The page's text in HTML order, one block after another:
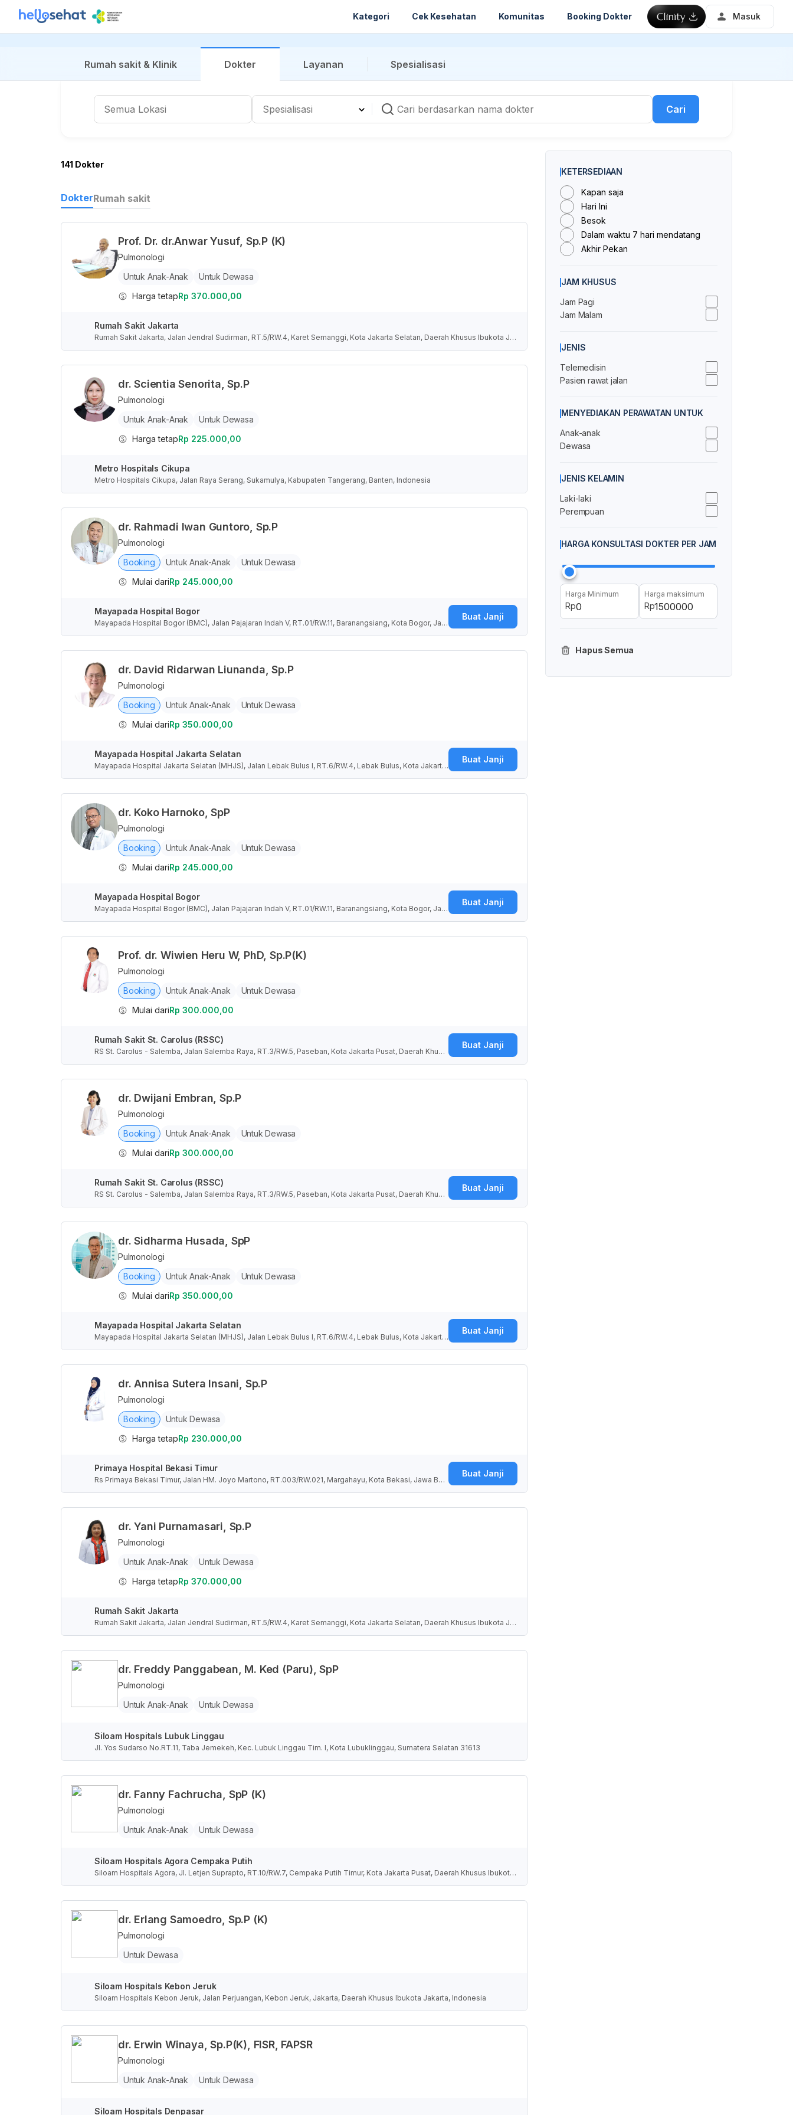
Kategori Cek Kesehatan Komunitas Booking Dokter Masuk
Rumah sakit & Klinik Dokter Layanan Spesialisasi
Cari
141 Dokter
DokterRumah sakit
Prof. Dr. dr.Anwar Yusuf, Sp.P (K)
Pulmonologi
Untuk Anak-Anak
Untuk Dewasa
Harga tetapRp 370.000,00
Rumah Sakit Jakarta
Rumah Sakit Jakarta, Jalan Jendral Sudirman, RT.5/RW.4, Karet Semanggi, Kota Jakarta Selatan, Daerah Khusus Ibukota Ja
karta, Indonesia
dr. Scientia Senorita, Sp.P
Pulmonologi
Untuk Anak-Anak
Untuk Dewasa
Harga tetapRp 225.000,00
Metro Hospitals Cikupa
Metro Hospitals Cikupa, Jalan Raya Serang, Sukamulya, Kabupaten Tangerang, Banten, Indonesia
dr. Rahmadi Iwan Guntoro, Sp.P
Pulmonologi
Booking
Untuk Anak-Anak
Untuk Dewasa
Mulai dariRp 245.000,00
Mayapada Hospital Bogor
Mayapada Hospital Bogor (BMC), Jalan Pajajaran Indah V, RT.01/RW.11, Baranangsiang, Kota Bogor, Jaw
a Barat, Indonesia
Buat Janji
dr. David Ridarwan Liunanda, Sp.P
Pulmonologi
Booking
Untuk Anak-Anak
Untuk Dewasa
Mulai dariRp 350.000,00
Mayapada Hospital Jakarta Selatan
Mayapada Hospital Jakarta Selatan (MHJS), Jalan Lebak Bulus I, RT.6/RW.4, Lebak Bulus, Kota Jakarta
Selatan, Daerah Khusus Ibukota Jakarta, Indonesia
Buat Janji
dr. Koko Harnoko, SpP
Pulmonologi
Booking
Untuk Anak-Anak
Untuk Dewasa
Mulai dariRp 245.000,00
Mayapada Hospital Bogor
Mayapada Hospital Bogor (BMC), Jalan Pajajaran Indah V, RT.01/RW.11, Baranangsiang, Kota Bogor, Jaw
a Barat, Indonesia
Buat Janji
Prof. dr. Wiwien Heru W, PhD, Sp.P(K)
Pulmonologi
Booking
Untuk Anak-Anak
Untuk Dewasa
Mulai dariRp 300.000,00
Rumah Sakit St. Carolus (RSSC)
RS St. Carolus - Salemba, Jalan Salemba Raya, RT.3/RW.5, Paseban, Kota Jakarta Pusat, Daerah Khusu
s Ibukota Jakarta, Indonesia
Buat Janji
dr. Dwijani Embran, Sp.P
Pulmonologi
Booking
Untuk Anak-Anak
Untuk Dewasa
Mulai dariRp 300.000,00
Rumah Sakit St. Carolus (RSSC)
RS St. Carolus - Salemba, Jalan Salemba Raya, RT.3/RW.5, Paseban, Kota Jakarta Pusat, Daerah Khusu
s Ibukota Jakarta, Indonesia
Buat Janji
dr. Sidharma Husada, SpP
Pulmonologi
Booking
Untuk Anak-Anak
Untuk Dewasa
Mulai dariRp 350.000,00
Mayapada Hospital Jakarta Selatan
Mayapada Hospital Jakarta Selatan (MHJS), Jalan Lebak Bulus I, RT.6/RW.4, Lebak Bulus, Kota Jakarta
Selatan, Daerah Khusus Ibukota Jakarta, Indonesia
Buat Janji
dr. Annisa Sutera Insani, Sp.P
Pulmonologi
Booking
Untuk Dewasa
Harga tetapRp 230.000,00
Primaya Hospital Bekasi Timur
Rs Primaya Bekasi Timur, Jalan HM. Joyo Martono, RT.003/RW.021, Margahayu, Kota Bekasi, Jawa Bar
at, Indonesia
Buat Janji
dr. Yani Purnamasari, Sp.P
Pulmonologi
Untuk Anak-Anak
Untuk Dewasa
Harga tetapRp 370.000,00
Rumah Sakit Jakarta
Rumah Sakit Jakarta, Jalan Jendral Sudirman, RT.5/RW.4, Karet Semanggi, Kota Jakarta Selatan, Daerah Khusus Ibukota Ja
karta, Indonesia
dr. Freddy Panggabean, M. Ked (Paru), SpP
Pulmonologi
Untuk Anak-Anak
Untuk Dewasa
Siloam Hospitals Lubuk Linggau
Jl. Yos Sudarso No.RT.11, Taba Jemekeh, Kec. Lubuk Linggau Tim. I, Kota Lubuklinggau, Sumatera Selatan 31613
dr. Fanny Fachrucha, SpP (K)
Pulmonologi
Untuk Anak-Anak
Untuk Dewasa
Siloam Hospitals Agora Cempaka Putih
Siloam Hospitals Agora, Jl. Letjen Suprapto, RT.10/RW.7, Cempaka Putih Timur, Kota Jakarta Pusat, Daerah Khusus Ibukota
Jakarta, Indonesia
dr. Erlang Samoedro, Sp.P (K)
Pulmonologi
Untuk Dewasa
Siloam Hospitals Kebon Jeruk
Siloam Hospitals Kebon Jeruk, Jalan Perjuangan, Kebon Jeruk, Jakarta, Daerah Khusus Ibukota Jakarta, Indonesia
dr. Erwin Winaya, Sp.P(K), FISR, FAPSR
Pulmonologi
Untuk Anak-Anak
Untuk Dewasa
Siloam Hospitals Denpasar
KETERSEDIAAN
Kapan saja
Hari Ini
Besok
Dalam waktu 7 hari mendatang
Akhir Pekan
JAM KHUSUS
Jam Pagi
Jam Malam
JENIS
Telemedisin
Pasien rawat jalan
MENYEDIAKAN PERAWATAN UNTUK
Anak-anak
Dewasa
JENIS KELAMIN
Laki-laki
Perempuan
HARGA KONSULTASI DOKTER PER JAM
Harga Minimum
Rp
Harga maksimum
Rp
Hapus Semua